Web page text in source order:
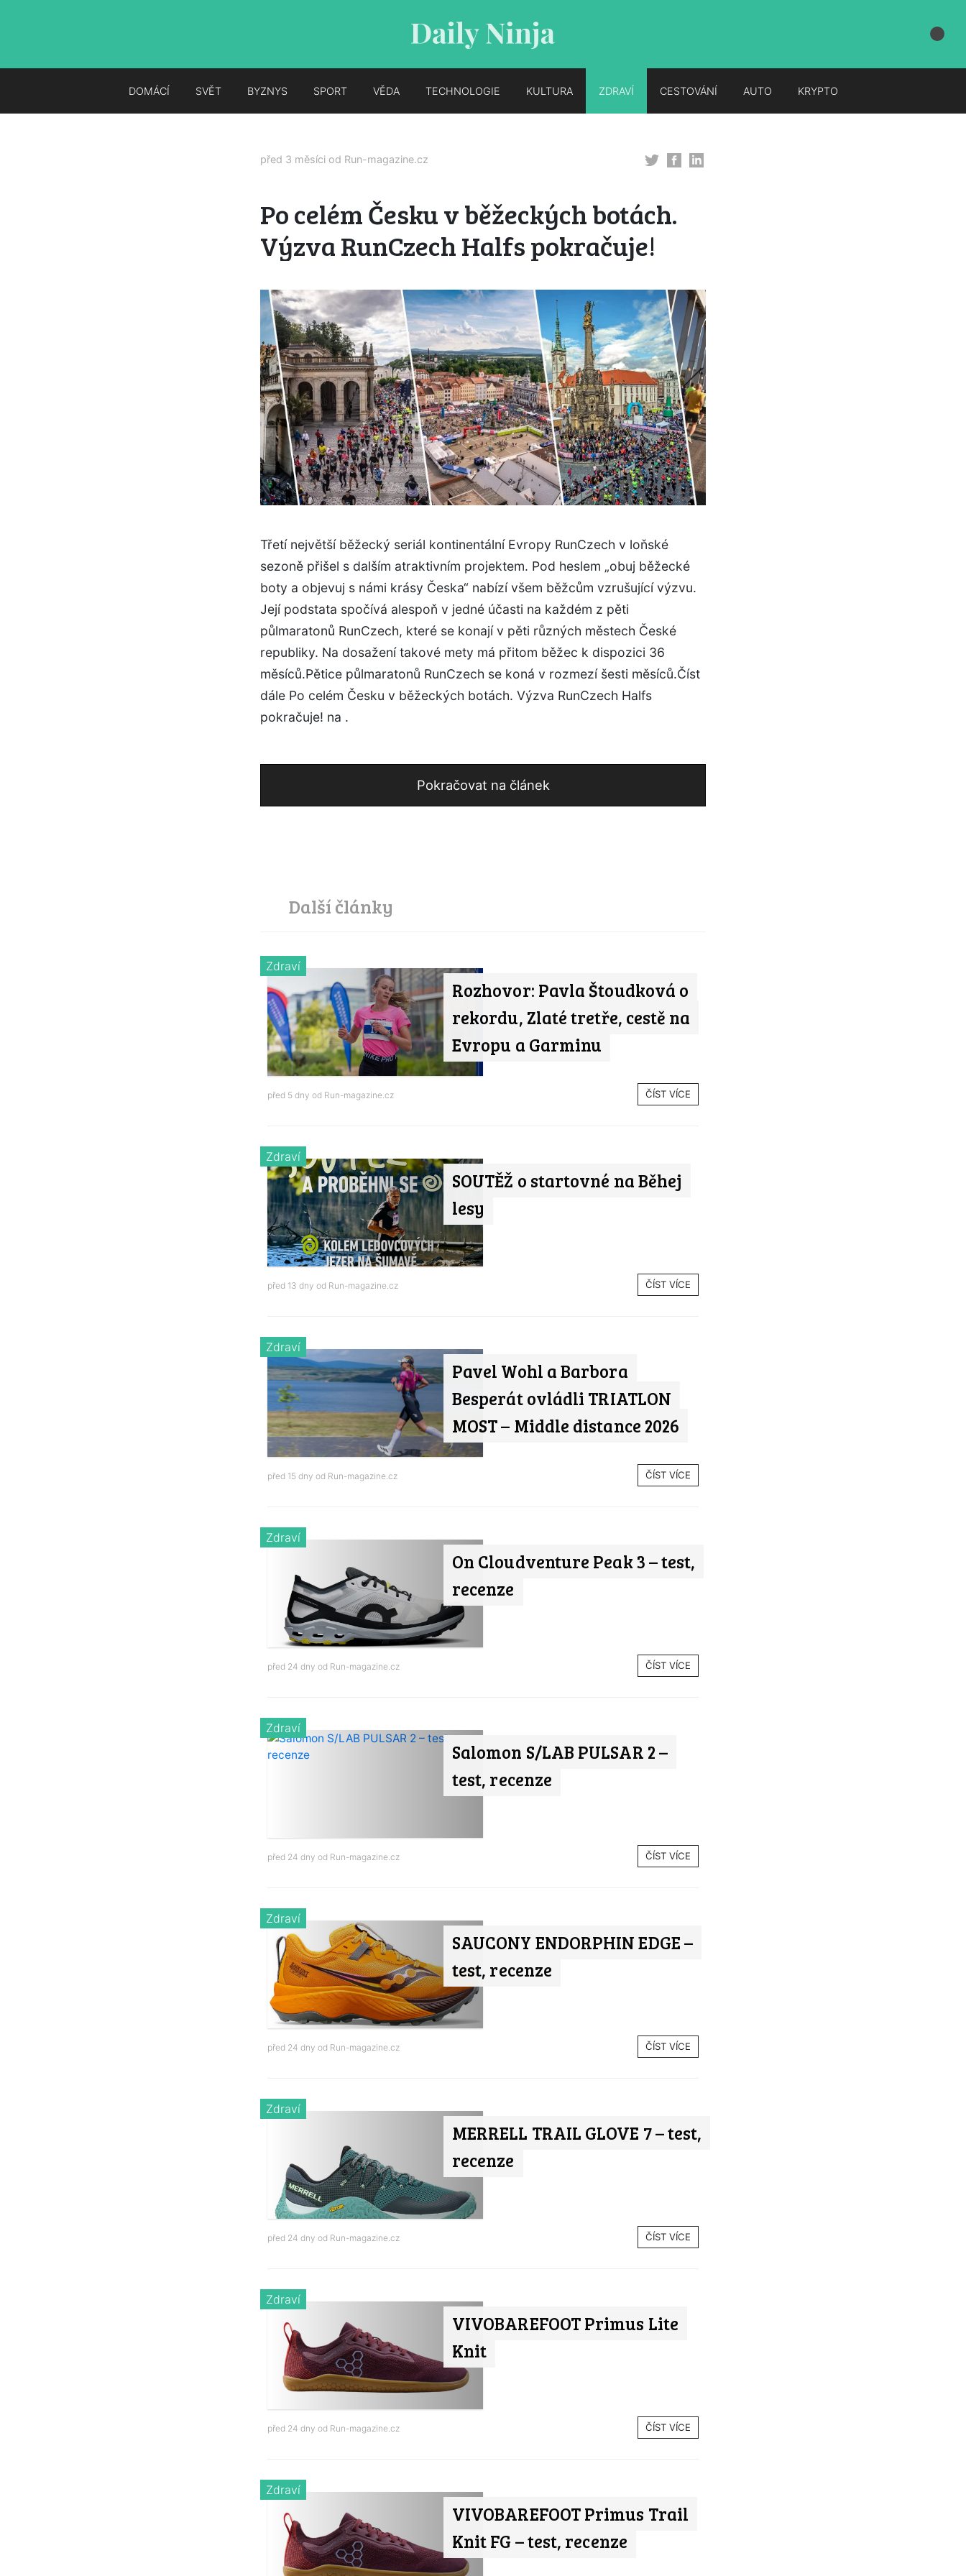
DOMÁCÍ SVĚT BYZNYS SPORT VĚDA TECHNOLOGIE KULTURA ZDRAVÍ CESTOVÁNÍ AUTO KRYPTO
před 3 měsíci od Run-magazine.cz
Po celém Česku v běžeckých botách.
Výzva RunCzech Halfs pokračuje!
Třetí největší běžecký seriál kontinentální Evropy RunCzech v loňské
sezoně přišel s dalším atraktivním projektem. Pod heslem „obuj běžecké
boty a objevuj s námi krásy Česka“ nabízí všem běžcům vzrušující výzvu.
Její podstata spočívá alespoň v jedné účasti na každém z pěti
půlmaratonů RunCzech, které se konají v pěti různých městech České
republiky. Na dosažení takové mety má přitom běžec k dispozici 36
měsíců.Pětice půlmaratonů RunCzech se koná v rozmezí šesti měsíců.Číst
dále Po celém Česku v běžeckých botách. Výzva RunCzech Halfs
pokračuje! na .
Pokračovat na článek
Další články
Rozhovor: Pavla Štoudková o
rekordu, Zlaté tretře, cestě na
Evropu a Garminu
Zdraví
před 5 dny od Run-magazine.cz ČÍST VÍCE
SOUTĚŽ o startovné na Běhej
lesy
Zdraví
před 13 dny od Run-magazine.cz ČÍST VÍCE
Pavel Wohl a Barbora
Besperát ovládli TRIATLON
MOST – Middle distance 2026
Zdraví
před 15 dny od Run-magazine.cz ČÍST VÍCE
On Cloudventure Peak 3 – test,
recenze
Zdraví
před 24 dny od Run-magazine.cz ČÍST VÍCE
Salomon S/LAB PULSAR 2 –
test, recenze
Zdraví
před 24 dny od Run-magazine.cz ČÍST VÍCE
SAUCONY ENDORPHIN EDGE –
test, recenze
Zdraví
před 24 dny od Run-magazine.cz ČÍST VÍCE
MERRELL TRAIL GLOVE 7 – test,
recenze
Zdraví
před 24 dny od Run-magazine.cz ČÍST VÍCE
VIVOBAREFOOT Primus Lite
Knit
Zdraví
před 24 dny od Run-magazine.cz ČÍST VÍCE
VIVOBAREFOOT Primus Trail
Knit FG – test, recenze
Zdraví